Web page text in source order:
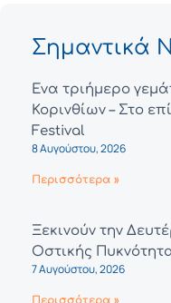
Σημαντικά
Ένα τριήμερο
Κορινθίων – Στο
Festival
8 Αυγούστου, 2026
Περισσότερα »
Ξεκινούν την
Οστικής
7 Αυγούστου, 2026
Περισσότερα »